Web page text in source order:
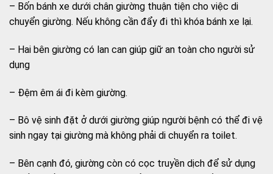
– Bốn bánh xe dưới chân giường thuận tiện cho việc di
chuyển giường. Nếu không cần đẩy đi thì khóa bánh xe lại.
– Hai bên giường có lan can giúp giữ an toàn cho người sử
dụng
– Đệm êm ái đi kèm giường.
– Bô vệ sinh đặt ở dưới giường giúp người bệnh có thể đi vệ
sinh ngay tại giường mà không phải di chuyển ra toilet.
– Bên cạnh đó, giường còn có cọc truyền dịch để sử dụng